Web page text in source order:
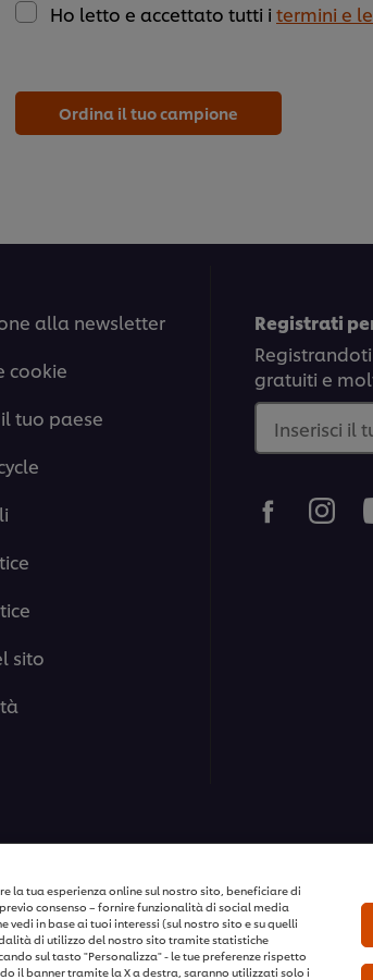
Ho letto e accettato tutti i termini e
Ordina il tuo campione
alla newsletter
cookie
tuo paese
sito
Registrati
gratuiti e
Inserisci il
la tua esperienza online sul nostro sito, beneficiare di
consenso – fornire funzionalità di social media
vedi in base ai tuoi interessi (sul nostro sito e su quelli
di utilizzo del nostro sito tramite statistiche
sul tasto "Personalizza" - le tue preferenze rispetto
il banner tramite la X a destra, saranno utilizzati solo i